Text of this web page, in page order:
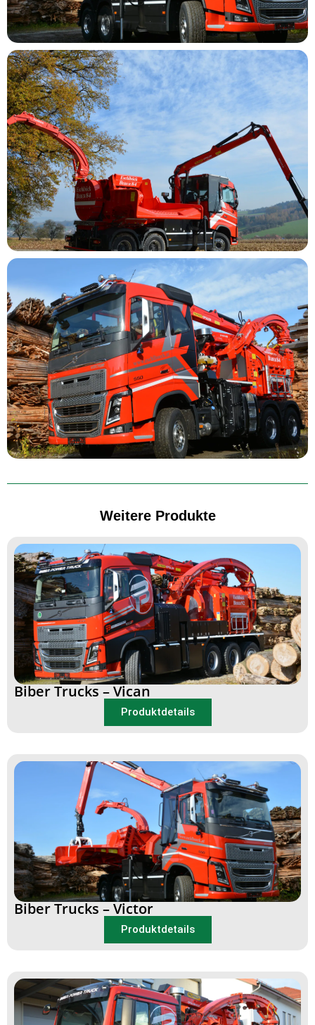
Weitere Produkte
Biber Trucks – Vican
Produktdetails
Biber Trucks – Victor
Produktdetails